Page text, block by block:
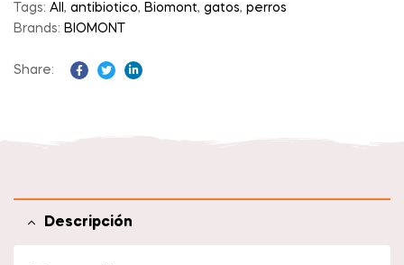
Tags: All , antibiotico, Biomont, gatos, perros
Brands: BIOMONT
Share:
Descripción